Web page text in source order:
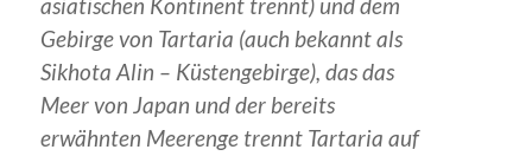
asiatischen Kontinent trennt) und dem
Gebirge von Tartaria (auch bekannt als
Sikhota Alin – Küstengebirge), das das
Meer von Japan und der bereits
erwähnten Meerenge trennt Tartaria auf